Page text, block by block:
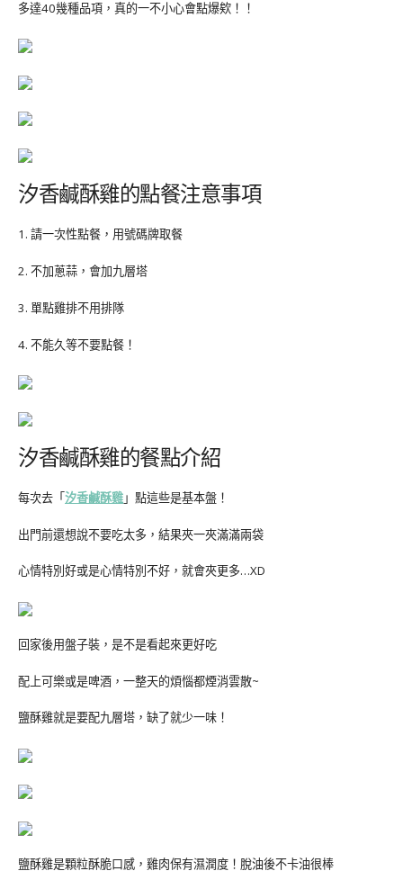
多達40幾種品項，真的一不小心會點爆欸！！
汐香鹹酥雞的點餐注意事項
1. 請一次性點餐，用號碼牌取餐
2. 不加蔥蒜，會加九層塔
3. 單點雞排不用排隊
4. 不能久等不要點餐！
汐香鹹酥雞的餐點介紹
每次去「汐香鹹酥雞」點這些是基本盤！
出門前還想說不要吃太多，結果夾一夾滿滿兩袋
心情特別好或是心情特別不好，就會夾更多…XD
回家後用盤子裝，是不是看起來更好吃
配上可樂或是啤酒，一整天的煩惱都煙消雲散~
鹽酥雞就是要配九層塔，缺了就少一味！
鹽酥雞是顆粒酥脆口感，雞肉保有濕潤度！脫油後不卡油很棒